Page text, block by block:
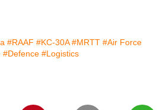
#RAAF #KC-30A #MRTT #Air Force
#Defence #Logistics